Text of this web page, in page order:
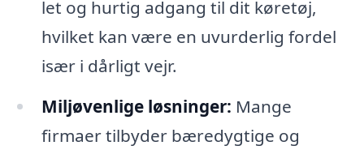
let og hurtig adgang til dit køretøj,
hvilket kan være en uvurderlig fordel
især i dårligt vejr.
Miljøvenlige løsninger: Mange
firmaer tilbyder bæredygtige og